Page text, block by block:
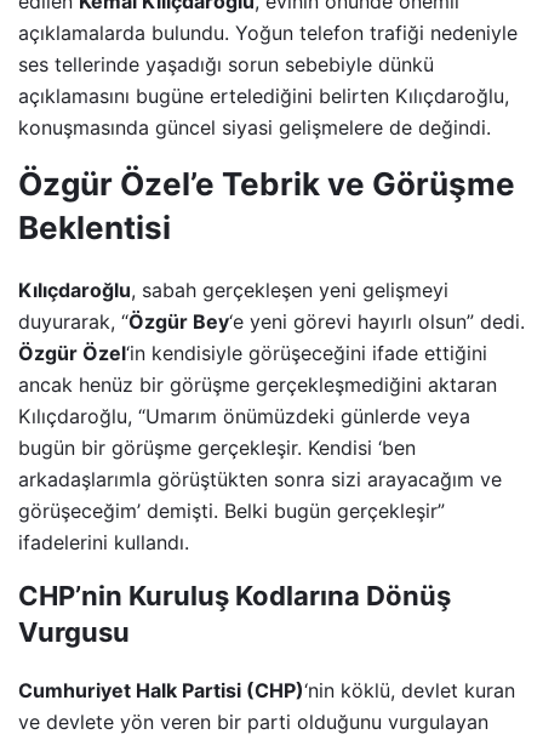
açıklamalarda bulundu. Yoğun telefon trafiği nedeniyle
ses tellerinde yaşadığı sorun sebebiyle dünkü
açıklamasını bugüne ertelediğini belirten Kılıçdaroğlu,
konuşmasında güncel siyasi gelişmelere de değindi.
Özgür Özel’e Tebrik ve Görüşme
Beklentisi
Kılıçdaroğlu, sabah gerçekleşen yeni gelişmeyi
duyurarak, “Özgür Bey‘e yeni görevi hayırlı olsun” dedi.
Özgür Özel‘in kendisiyle görüşeceğini ifade ettiğini
ancak henüz bir görüşme gerçekleşmediğini aktaran
Kılıçdaroğlu, “Umarım önümüzdeki günlerde veya
bugün bir görüşme gerçekleşir. Kendisi ‘ben
arkadaşlarımla görüştükten sonra sizi arayacağım ve
görüşeceğim’ demişti. Belki bugün gerçekleşir”
ifadelerini kullandı.
CHP’nin Kuruluş Kodlarına Dönüş
Vurgusu
Cumhuriyet Halk Partisi (CHP)‘nin köklü, devlet kuran
ve devlete yön veren bir parti olduğunu vurgulayan